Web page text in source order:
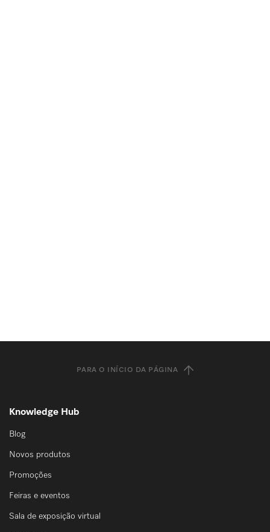
PARA O INÍCIO DA PÁGINA
Knowledge Hub
Blog
Novos produtos
Promoções
Feiras e eventos
Sala de exposição virtual